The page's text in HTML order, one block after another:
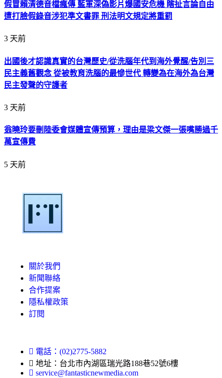
假冒賴清德音檔瘋傳 藍軍深偽影片爆國安危機 瞎扯言論自由
遭打臉假錄音涉犯準文書罪 刑法明文規定將重罰
3 天前
出國後才認識真實的台灣歷史/從洗腦年代到海外覺醒/告別三
民主義舊觀念 從被教育洗腦的最慘世代 轉變為在海外為台灣
民主發聲的守護者
3 天前
翁曉玲要刪陸委會媒體宣傳預算，理由是梁文傑一張嘴勝過千
萬宣傳費
5 天前
關於我們
新聞聯絡
合作提案
隱私權政策
訂閱
電話：(02)2775-5882
地址：台北市內湖區瑞光路188巷52號6樓
service@fantasticnewmedia.com